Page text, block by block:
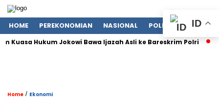
HOME PEREKONOMIAN NASIONAL POLITIK LIFESTYLE
Hukum Jokowi Bawa Ijazah Asli ke Bareskrim Polri
Home / Ekonomi
ID